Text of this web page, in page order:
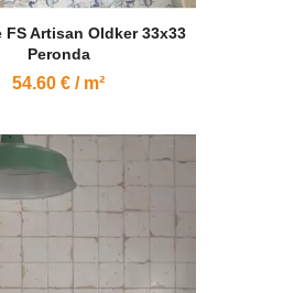
FS Artisan Oldker 33x33
Peronda
54.60 € / m²